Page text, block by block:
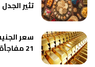
تثير الجدل
سعر
21 مفاجأة